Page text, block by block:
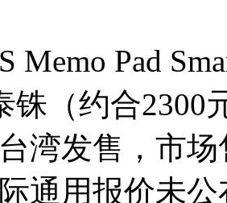
Memo Pad
铢（约合
湾发售，市
通用报价未公